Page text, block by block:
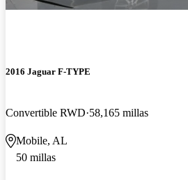
2016 Jaguar F-TYPE
Convertible RWD 58,165 millas
Mobile, AL
50 millas